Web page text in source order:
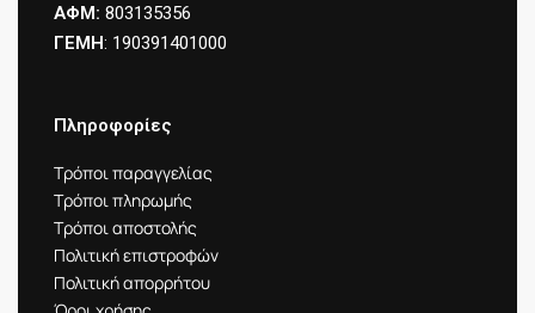
ΑΦΜ: 803135356
ΓΕΜΗ: 190391401000
Πληροφορίες
Τρόποι παραγγελίας
Τρόποι πληρωμής
Τρόποι αποστολής
Πολιτική επιστροφών
Πολιτική απορρήτου